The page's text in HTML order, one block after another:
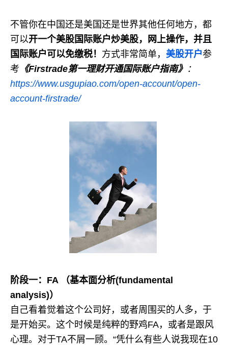
不管你在中国还是美国还是世界其他任何地方，都
可以开一个美股国际账户炒美股，网上操作，并且
国际账户可以免缴税！ 方式非常简单， 美股开户参
考 《Firstrade第一理财开通国际账户指南》 ：
https://www.usgupiao.com/open-account/open-
account-firstrade/
阶段一：FA （基本面分析(fundamental
analysis)）
自己看着觉着这个公司好，或者周围买的人多，于
是开始买。这个时候是纯粹的野鸡FA，或者是跟风
心理。对于TA不屑一顾。“凭什么有些人说我现在10